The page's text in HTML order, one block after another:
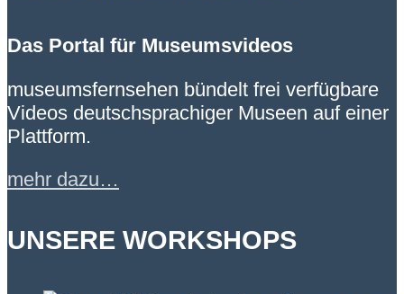
Das Portal für Museumsvideos
museumsfernsehen bündelt frei verfügbare
Videos deutschsprachiger Museen auf einer
Plattform.
mehr dazu…
UNSERE WORKSHOPS